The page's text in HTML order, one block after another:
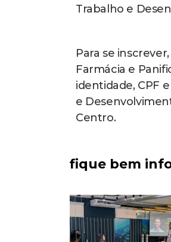
Trabalho e
Para se
Farmácia e
identidade, CPF
e
Centro.
fique bem